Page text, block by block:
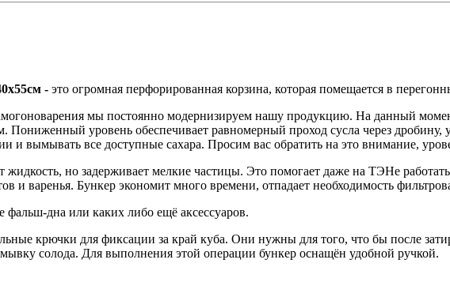
- это огромная перфорированная корзина, которая помещается в
мы постоянно модернизируем нашу продукцию. На данный
Пониженный уровень обеспечивает равномерный проход сусла через дробину,
и вымывать все доступные сахара. Просим вас обратить на это внимание,
жидкость, но задерживает мелкие частицы. Это помогает даже на ТЭНе
и варенья. Бункер экономит много времени, отпадает необходимость
фальш-дна или каких либо ещё аксессуаров.
крючки для фиксации за край куба. Они нужны для того, что бы после
солода. Для выполнения этой операции бункер оснащён удобной ручкой.